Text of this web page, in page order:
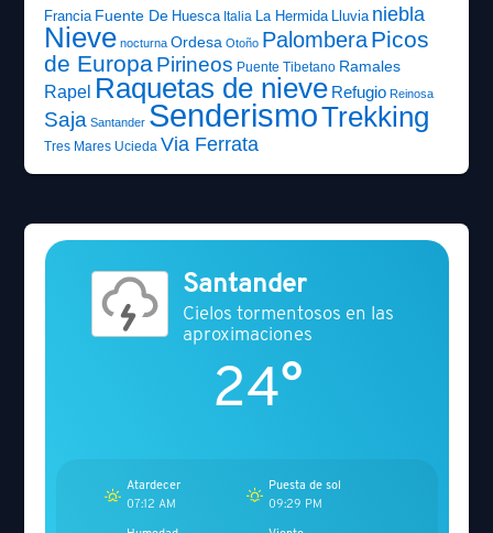
Francia Fuente De Huesca Italia La Hermida Lluvia niebla
Nieve nocturna Ordesa Otoño PalomberaPicos
de EuropaPirineos Puente Tibetano Ramales
Rapel Raquetas de nieve Refugio Reinosa
Saja Santander SenderismoTrekking
Tres Mares Ucieda Via Ferrata
Santander
Cielos tormentosos en las
aproximaciones
24°
Atardecer
07:12 AM
Puesta de sol
09:29 PM